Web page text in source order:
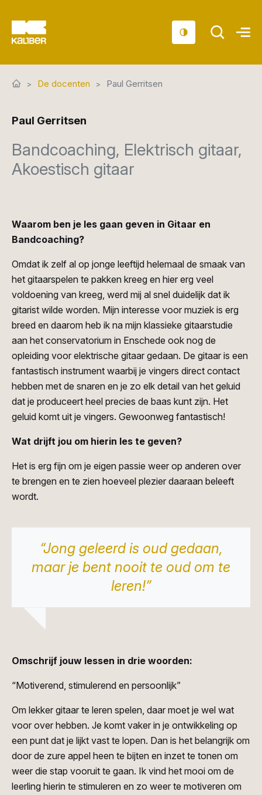
Sociaal domein
Over ons
Nieuws & Agenda
De docenten Paul Gerritsen
Paul Gerritsen
Bandcoaching, Elektrisch gitaar,
Akoestisch gitaar
Waarom ben je les gaan geven in Gitaar en
Bandcoaching?
Omdat ik zelf al op jonge leeftijd helemaal de smaak van
het gitaarspelen te pakken kreeg en hier erg veel
voldoening van kreeg, werd mij al snel duidelijk dat ik
gitarist wilde worden. Mijn interesse voor muziek is erg
breed en daarom heb ik na mijn klassieke gitaarstudie
aan het conservatorium in Enschede ook nog de
opleiding voor elektrische gitaar gedaan. De gitaar is een
fantastisch instrument waarbij je vingers direct contact
hebben met de snaren en je zo elk detail van het geluid
dat je produceert heel precies de baas kunt zijn. Het
geluid komt uit je vingers. Gewoonweg fantastisch!
Wat drijft jou om hierin les te geven?
Het is erg fijn om je eigen passie weer op anderen over
te brengen en te zien hoeveel plezier daaraan beleeft
wordt.
“Jong geleerd is oud gedaan,
maar je bent nooit te oud om te
leren!”
Omschrijf jouw lessen in drie woorden:
“Motiverend, stimulerend en persoonlijk”
Om lekker gitaar te leren spelen, daar moet je wel wat
voor over hebben. Je komt vaker in je ontwikkeling op
een punt dat je lijkt vast te lopen. Dan is het belangrijk om
door de zure appel heen te bijten en inzet te tonen om
weer die stap vooruit te gaan. Ik vind het mooi om de
leerling hierin te stimuleren en zo weer te motiveren om